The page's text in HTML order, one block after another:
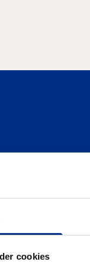
cookies